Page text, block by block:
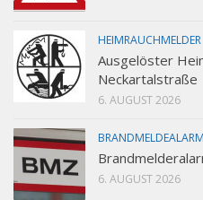
HEIMRAUCHMELDER
Ausgelöster
Neckartalstraße
6. AUGUST 2026
BRANDMELDEALARM
6. AUGUST 2026